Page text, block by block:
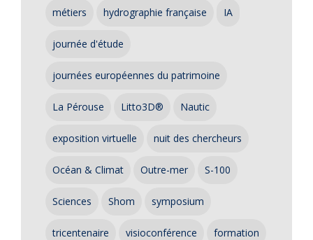
métiers hydrographie française IA
journée d'étude
journées européennes du patrimoine
La Pérouse Litto3D® Nautic
exposition virtuelle nuit des chercheurs
Océan & Climat Outre-mer S-100
Sciences Shom symposium
tricentenaire visioconférence formation